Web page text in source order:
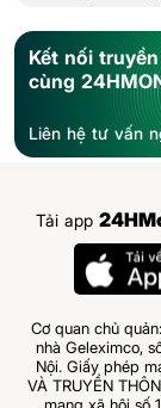
Kết nối
cùng
Liên hệ tư vấn
Tải app
Cơ quan chủ
nhà Geleximco,
Nội. Giấy phép
VÀ TRUYỀN
mạng xã hội số